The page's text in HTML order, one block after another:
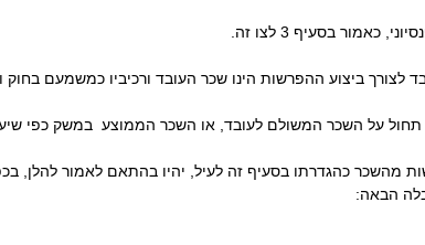
בסעיף 3 לצו זה.
ביצוע ההפרשות הינו שכר העובד ורכיביו כמשמעם בחוק
על השכר המשולם לעובד, או השכר הממוצע במשק כפי
בסעיף זה לעיל, יהיו בהתאם לאמור להלן, בכפוף
הבאה: